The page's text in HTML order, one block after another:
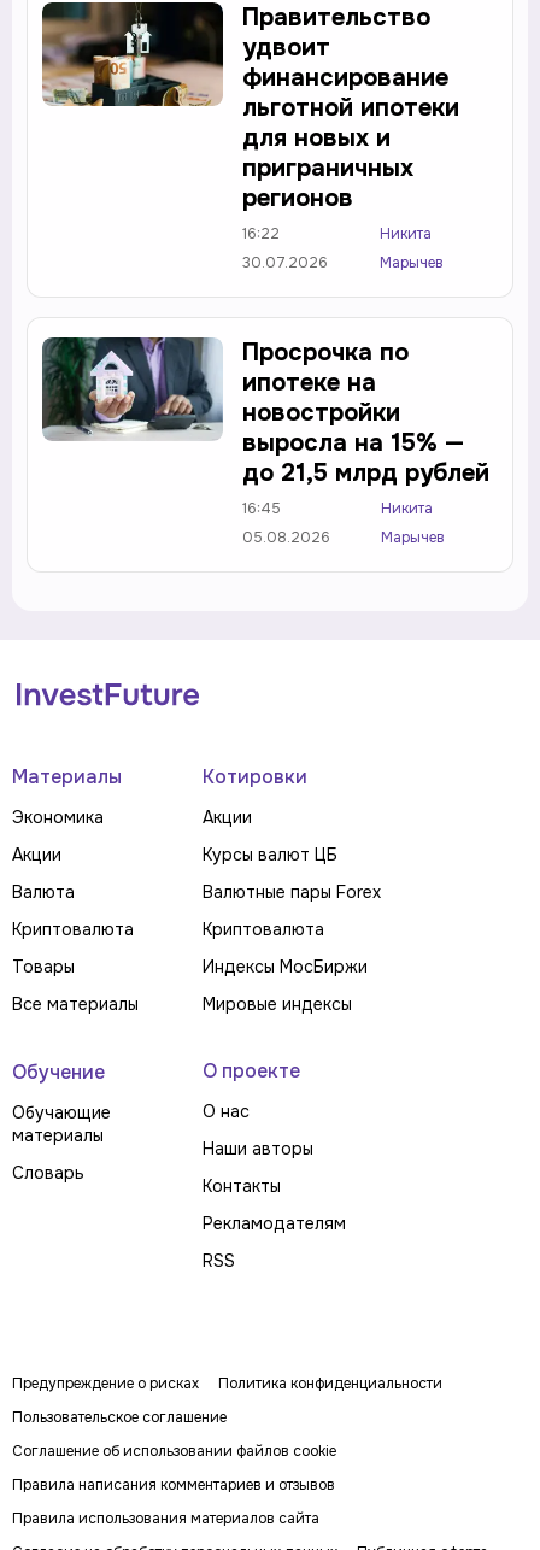
Правительство
удвоит
финансирование
льготной ипотеки
для новых и
приграничных
регионов
16:22
30.07.2026
Никита
Марычев
Просрочка по
ипотеке на
новостройки
выросла на 15% —
до 21,5 млрд рублей
16:45
05.08.2026
Никита
Марычев
Материалы
Экономика
Акции
Валюта
Криптовалюта
Товары
Все материалы
Котировки
Акции
Курсы валют ЦБ
Валютные пары Forex
Криптовалюта
Индексы МосБиржи
Мировые индексы
Обучение
Обучающие
материалы
Словарь
О проекте
О нас
Наши авторы
Контакты
Рекламодателям
RSS
Предупреждение о рисках
Политика конфиденциальности
Пользовательское соглашение
Соглашение об использовании файлов cookie
Правила написания комментариев и отзывов
Правила использования материалов сайта